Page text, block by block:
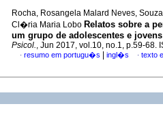
Rocha, Rosangela Malard Neves,
Cl�ria Maria Lobo Relatos sobre a
um grupo de adolescentes e
Psicol., Jun 2017, vol.10, no.1, p.59-68.
· resumo em portugu�s ingl�s · texto